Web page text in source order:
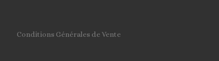
Conditions Générales de Vente